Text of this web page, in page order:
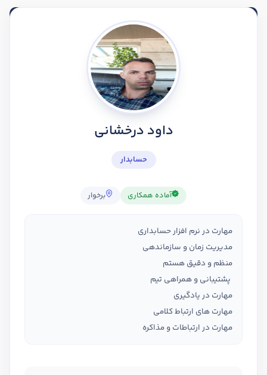
داود درخشانی
حسابدار
آماده همکاری برخوار
مهارت در نرم افزار حسابداری
مدیریت زمان و سازماندهی
منظم و دقیق هستم
پشتیبانی و همراهی تیم
مهارت در یادگیری
مهارت های ارتباط کلامی
مهارت در ارتباطات و مذاکره